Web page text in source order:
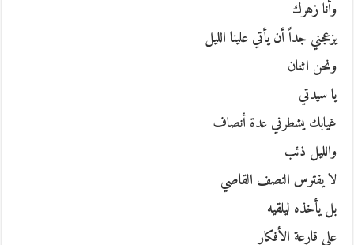
وأنا زهرك
يزعجني جداً أن يأتي علينا الليل
ونحن اثنان
يا سيدتي
غيابك يشطرني عدة أنصاف
والليل ذئب
لا يفترس النصف القاصي
بل يأخذه ليلقيه
على قارعة الأفكار